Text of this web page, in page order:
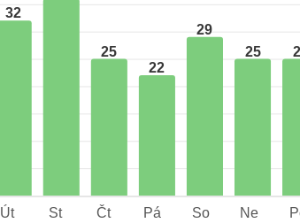
32
25
22
29
25
Út St Čt Pá So Ne